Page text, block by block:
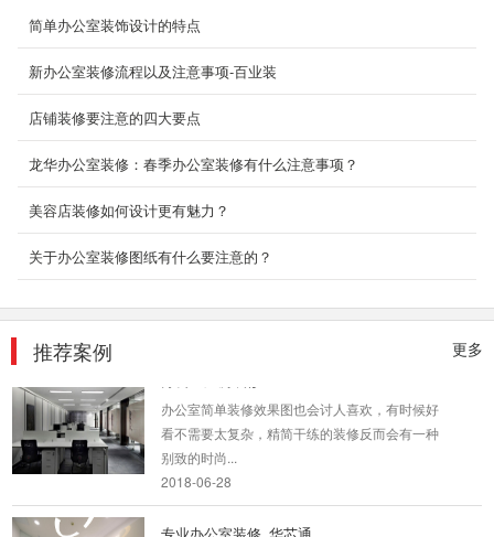
简单办公室装饰设计的特点
新办公室装修流程以及注意事项-百业装
店铺装修要注意的四大要点
龙华办公室装修：春季办公室装修有什么注意事项？
美容店装修如何设计更有魅力？
关于办公室装修图纸有什么要注意的？
更多
推荐案例
办公室装修设计效果
办公室是为处理一种特定事务的地方或提供服务
的地方，而办公室装修设计则能恰到好处的突出
公司、企业文...
2018-06-27
深圳写字楼办公室装修
2、深圳东森装饰是标准化成熟施工组织，大批
2018-07-30
看不需要太复杂，精简干练的装修反而会有一种
别致的时尚...
2018-06-28
专业办公室装修_华芯通